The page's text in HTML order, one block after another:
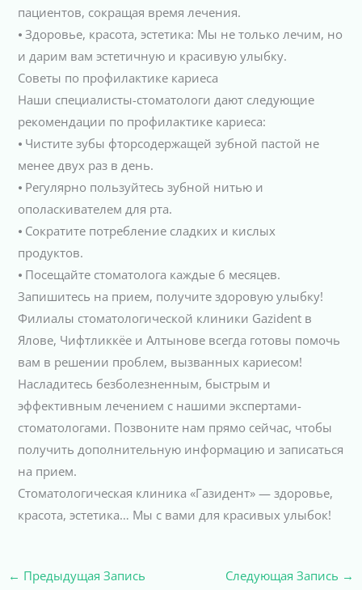
пациентов, сокращая время лечения.
⦁ Здоровье, красота, эстетика: Мы не только лечим, но
и дарим вам эстетичную и красивую улыбку.
Советы по профилактике кариеса
Наши специалисты-стоматологи дают следующие
рекомендации по профилактике кариеса:
⦁ Чистите зубы фторсодержащей зубной пастой не
менее двух раз в день.
⦁ Регулярно пользуйтесь зубной нитью и
ополаскивателем для рта.
⦁ Сократите потребление сладких и кислых
продуктов.
⦁ Посещайте стоматолога каждые 6 месяцев.
Запишитесь на прием, получите здоровую улыбку!
Филиалы стоматологической клиники Gazident в
Ялове, Чифтликкёе и Алтынове всегда готовы помочь
вам в решении проблем, вызванных кариесом!
Насладитесь безболезненным, быстрым и
эффективным лечением с нашими экспертами-
стоматологами. Позвоните нам прямо сейчас, чтобы
получить дополнительную информацию и записаться
на прием.
Стоматологическая клиника «Газидент» — здоровье,
красота, эстетика… Мы с вами для красивых улыбок!
← Предыдущая Запись Следующая Запись →